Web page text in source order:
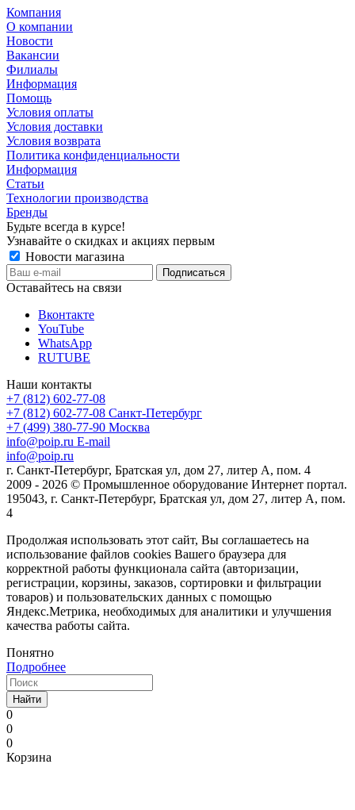
Компания
О компании
Новости
Вакансии
Филиалы
Информация
Помощь
Условия оплаты
Условия доставки
Условия возврата
Политика конфиденциальности
Информация
Статьи
Технологии производства
Бренды
Будьте всегда в курсе!
Узнавайте о скидках и акциях первым
Новости магазина
Оставайтесь на связи
Вконтакте
YouTube
WhatsApp
RUTUBE
Наши контакты
+7 (812) 602-77-08
+7 (812) 602-77-08 Санкт-Петербург
+7 (499) 380-77-90 Москва
info@poip.ru E-mail
info@poip.ru
г. Санкт-Петербург, Братская ул, дом 27, литер А, пом. 4
2009 - 2026 © Промышленное оборудование Интернет портал.
195043, г. Санкт-Петербург, Братская ул, дом 27, литер А, пом.
4
Продолжая использовать этот сайт, Вы соглашаетесь на
использование файлов cookies Вашего браузера для
корректной работы функционала сайта (авторизации,
регистрации, корзины, заказов, сортировки и фильтрации
товаров) и пользовательских данных с помощью
Яндекс.Метрика, необходимых для аналитики и улучшения
качества работы сайта.
Понятно
Подробнее
Найти
0
0
0
Корзина